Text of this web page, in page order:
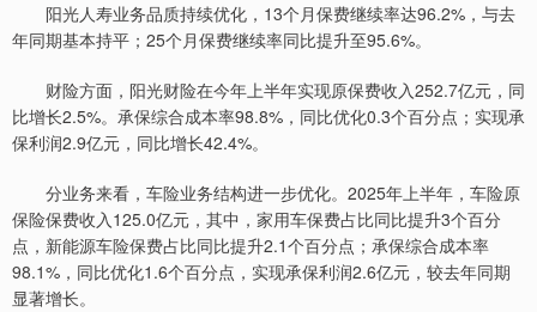
阳光人寿业务品质持续优化，13个月保费继续率达96.2%，与去
年同期基本持平；25个月保费继续率同比提升至95.6%。
财险方面，阳光财险在今年上半年实现原保费收入252.7亿元，同
比增长2.5%。承保综合成本率98.8%，同比优化0.3个百分点；实现承
保利润2.9亿元，同比增长42.4%。
分业务来看，车险业务结构进一步优化。2025年上半年，车险原
保险保费收入125.0亿元，其中，家用车保费占比同比提升3个百分
点，新能源车险保费占比同比提升2.1个百分点；承保综合成本率
98.1%，同比优化1.6个百分点，实现承保利润2.6亿元，较去年同期
显著增长。